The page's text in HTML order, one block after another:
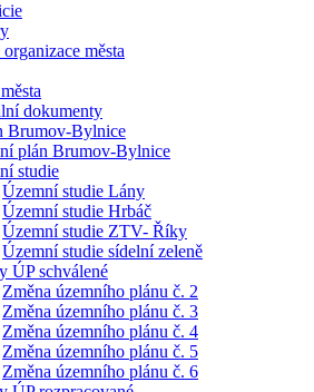
města
dokumenty
Brumov-Bylnice
plán Brumov-Bylnice
studie
Územní studie Lány
Územní studie Hrbáč
Územní studie ZTV- Říky
Územní studie sídelní zeleně
ÚP schválené
Změna územního plánu č. 2
Změna územního plánu č. 3
Změna územního plánu č. 4
Změna územního plánu č. 5
Změna územního plánu č. 6